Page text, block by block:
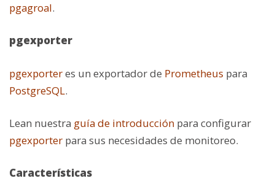
pgagroal.
pgexporter
pgexporteres un exportador de Prometheus para
PostgreSQL.
Lean nuestra guía de introducción para configurar
pgexporter para sus necesidades de monitoreo.
Características